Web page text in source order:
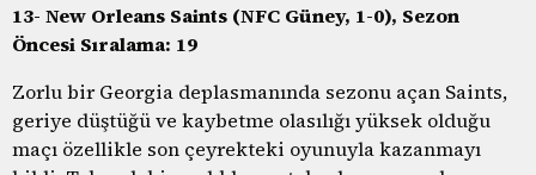
13- New Orleans Saints (NFC Güney, 1-0), Sezon
Öncesi Sıralama: 19
Zorlu bir Georgia deplasmanında sezonu açan Saints,
geriye düştüğü ve kaybetme olasılığı yüksek olduğu
maçı özellikle son çeyrekteki oyunuyla kazanmayı